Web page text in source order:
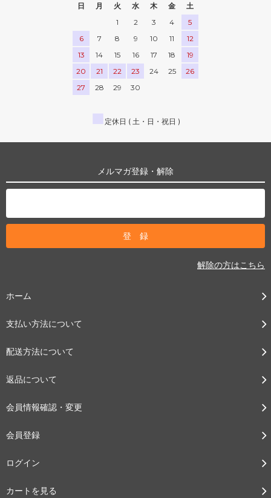
日
月 火 水 木 金
土
1
2 3 4
5
6
7 8 9 10 11
12
13
14 15 16 17 18
19
20
21 22 23 24 25
26
27
28 29 30
■ 定休日 ( 土・日・祝日 )
メルマガ登録・解除
解除の方はこちら
ホーム
支払い方法について
配送方法について
返品について
会員情報確認・変更
会員登録
ログイン
カートを見る